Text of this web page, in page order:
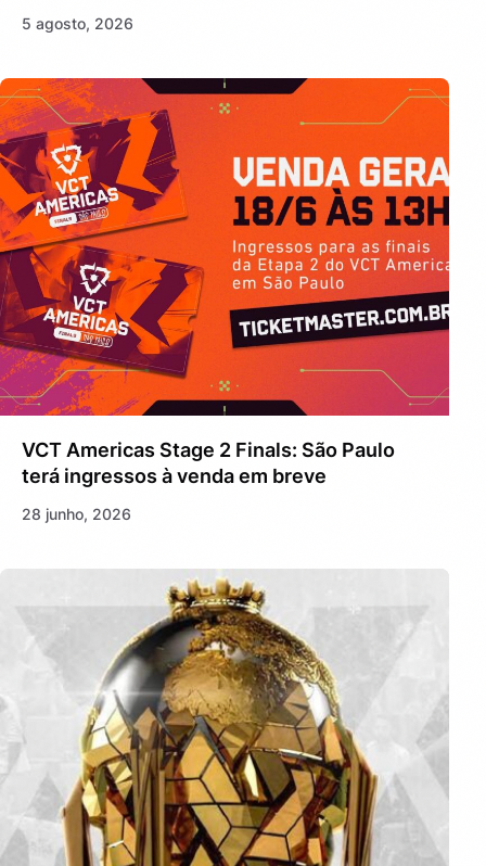
5 agosto, 2026
VCT Americas Stage 2 Finals: São Paulo
terá ingressos à venda em breve
28 junho, 2026